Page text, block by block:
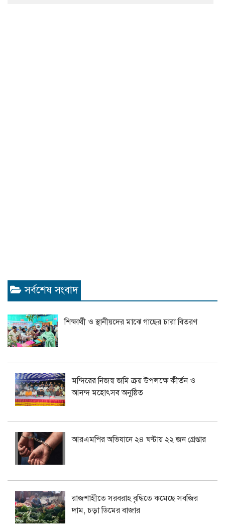
সর্বশেষ সংবাদ
শিক্ষার্থী ও স্থানীয়দের মাঝে গাছের চারা বিতরণ
মন্দিরের নিজস্ব জমি ক্রয় উপলক্ষে কীর্তন ও
আনন্দ মহোৎসব অনুষ্ঠিত
আরএমপির অভিযানে ২৪ ঘণ্টায় ২২ জন গ্রেপ্তার
রাজশাহীতে সরবরাহ বৃদ্ধিতে কমেছে সবজির
দাম, চড়া ডিমের বাজার